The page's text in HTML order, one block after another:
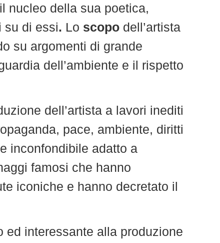
nucleo della sua poetica,
su di essi. Lo scopo dell’artista
su argomenti di grande
dell’ambiente e il rispetto
dell’artista a lavori inediti
pace, ambiente, diritti
inconfondibile adatto a
famosi che hanno
iconiche e hanno decretato il
ed interessante alla produzione